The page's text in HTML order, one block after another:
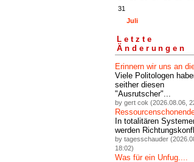
31
Juli
Letzte
Änderungen
Erinnern wir uns an
Viele Politologen
seither diesen
"Ausrutscher"...
by gert cok (2026.08.06,
In totalitären
werden
by tagesschauder
18:02)
Was für ein Unfug....